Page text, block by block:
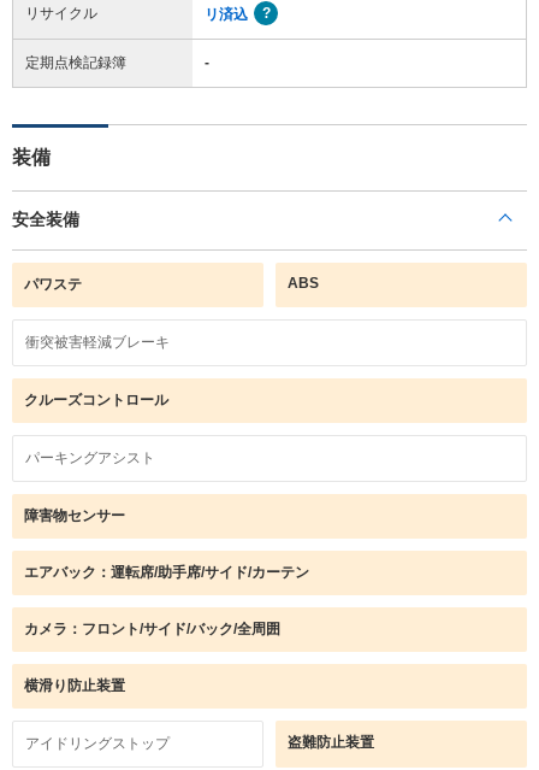
リサイクル リ済込
定期点検記録簿 -
装備
安全装備
パワステ ABS
衝突被害軽減ブレーキ
クルーズコントロール
パーキングアシスト
障害物センサー
エアバック：運転席/助手席/サイド/カーテン
カメラ：フロント/サイド/バック/全周囲
横滑り防止装置
アイドリングストップ 盗難防止装置